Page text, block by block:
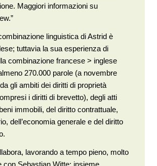
Maggiori informazioni su
linguistica di Astrid è
tuttavia la sua esperienza di
combinazione francese > inglese
270.000 parole (a novembre
gli ambiti dei diritti di proprietà
i diritti di brevetto), degli atti
immobili, del diritto contrattuale,
dell’economia generale e del diritto
lavorando a tempo pieno, molto
con Sebastian Witte: insieme